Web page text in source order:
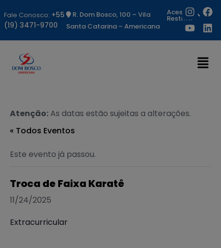
Fale Conosco: +55
(19) 3471-9700
R. Dom Bosco, 100 – Vila
Santa Catarina – Americana
Acesso
Restrito
Atenção:As datas estão sujeitas a alterações.
« Todos Eventos
Este evento já passou.
Troca de Faixa Karatê
11/24/2025
Extracurricular